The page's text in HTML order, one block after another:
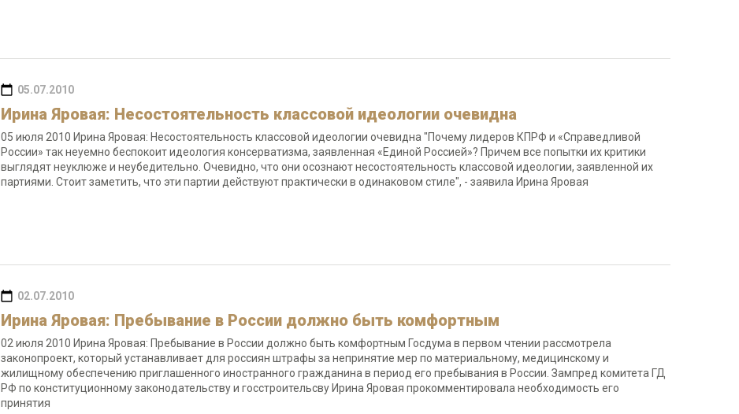
05.07.2010
Ирина Яровая: Несостоятельность классовой идеологии очевидна
05 июля 2010 Ирина Яровая: Несостоятельность классовой идеологии очевидна "Почему лидеров КПРФ и «Справедливой
России» так неуемно беспокоит идеология консерватизма, заявленная «Единой Россией»? Причем все попытки их критики
выглядят неуклюже и неубедительно. Очевидно, что они осознают несостоятельность классовой идеологии, заявленной их
партиями. Стоит заметить, что эти партии действуют практически в одинаковом стиле", - заявила Ирина Яровая
02.07.2010
Ирина Яровая: Пребывание в России должно быть комфортным
02 июля 2010 Ирина Яровая: Пребывание в России должно быть комфортным Госдума в первом чтении рассмотрела
законопроект, который устанавливает для россиян штрафы за непринятие мер по материальному, медицинскому и
жилищному обеспечению приглашенного иностранного гражданина в период его пребывания в России. Зампред комитета ГД
РФ по конституционному законодательству и госстроительсву Ирина Яровая прокомментировала необходимость его
принятия